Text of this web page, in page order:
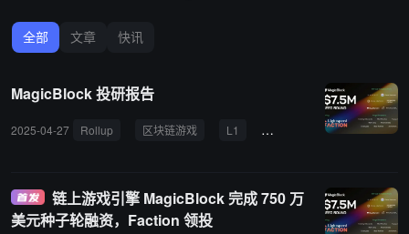
全部 文章 快讯
MagicBlock 投研报告
2025-04-27 Rollup 区块链游戏 L1 a16z MagicBlock
链上游戏引擎 MagicBlock 完成 750 万
美元种子轮融资，Faction 领投